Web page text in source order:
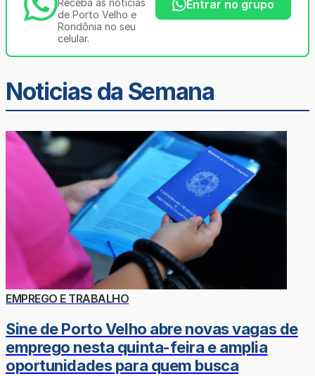
de Porto Velho e
Rondônia no seu
celular.
Entrar no grupo
Noticias da Semana
EMPREGO E TRABALHO
Sine de Porto Velho abre novas vagas de
emprego nesta quinta-feira e amplia
oportunidades para quem busca